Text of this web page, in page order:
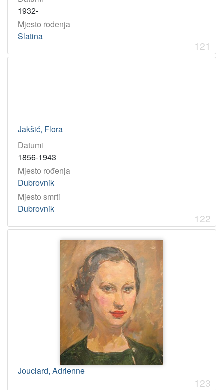
1932-
Mjesto rođenja
Slatina
121
Jakšić, Flora
Datumi
1856-1943
Mjesto rođenja
Dubrovnik
Mjesto smrti
Dubrovnik
122
Jouclard, Adrienne
123